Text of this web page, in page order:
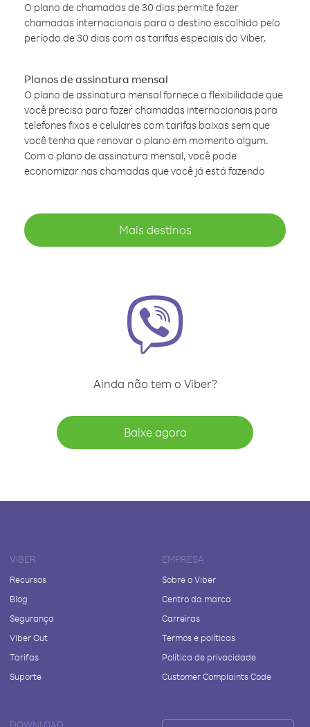
O plano de chamadas de 30 dias permite fazer
chamadas internacionais para o destino escolhido pelo
período de 30 dias com as tarifas especiais do Viber.
Planos de assinatura mensal
O plano de assinatura mensal fornece a flexibilidade que
você precisa para fazer chamadas internacionais para
telefones fixos e celulares com tarifas baixas sem que
você tenha que renovar o plano em momento algum.
Com o plano de assinatura mensal, você pode
economizar nas chamadas que você já está fazendo
Mais destinos
Ainda não tem o Viber?
Baixe agora
VIBER
Recursos
Blog
Segurança
Viber Out
Tarifas
Suporte
EMPRESA
Sobre o Viber
Centro da marca
Carreiras
Termos e políticas
Política de privacidade
Customer Complaints Code
DOWNLOAD